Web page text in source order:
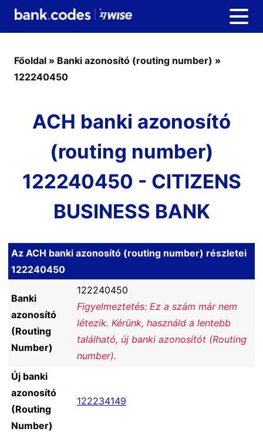
Főoldal » Banki azonosító (routing number) »
122240450
ACH banki azonosító
(routing number)
122240450 - CITIZENS
BUSINESS BANK
Az ACH banki azonosító (routing number) részletei
122240450
Banki
azonosító
(Routing
Number)
122240450
Figyelmeztetés: Ez a szám már nem
létezik. Kérünk, használd a lentebb
található, új banki azonosítót (Routing
number).
Új banki
azonosító
(Routing
Number)
122234149